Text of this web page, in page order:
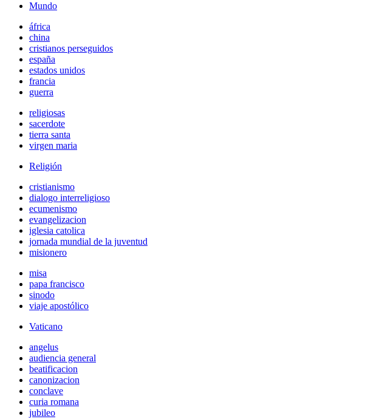
Mundo
áfrica
china
cristianos perseguidos
españa
estados unidos
francia
guerra
religiosas
sacerdote
tierra santa
virgen maria
Religión
cristianismo
dialogo interreligioso
ecumenismo
evangelizacion
iglesia catolica
jornada mundial de la juventud
misionero
misa
papa francisco
sinodo
viaje apostólico
Vaticano
angelus
audiencia general
beatificacion
canonizacion
conclave
curia romana
jubileo